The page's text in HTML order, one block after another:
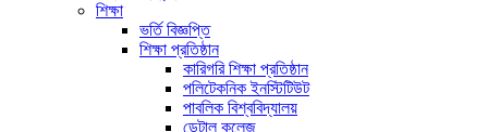
শিক্ষা
ভর্তি বিজ্ঞপ্তি
শিক্ষা প্রতিষ্ঠান
কারিগরি শিক্ষা প্রতিষ্ঠান
পলিটেকনিক ইনস্টিটিউট
পাবলিক বিশ্ববিদ্যালয়
ডেন্টাল কলেজ